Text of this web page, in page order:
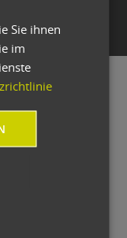
Sie ihnen
im